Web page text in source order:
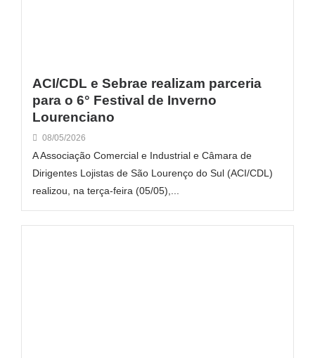
ACI/CDL e Sebrae realizam parceria
para o 6° Festival de Inverno
Lourenciano
08/05/2026
A Associação Comercial e Industrial e Câmara de
Dirigentes Lojistas de São Lourenço do Sul (ACI/CDL)
realizou, na terça-feira (05/05),...